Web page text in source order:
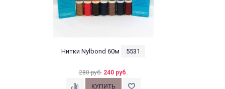
Нитки Nylbond 60м 5531
280 руб. 240 руб.